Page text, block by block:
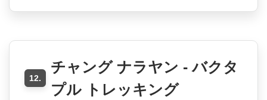
12.
チャング ナラヤン - バクタ
プル トレッキング